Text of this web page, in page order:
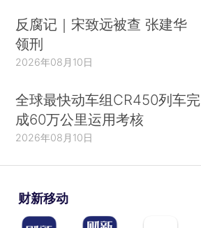
反腐记｜宋致远被查 张建华
领刑
2026年08月10日
全球最快动车组CR450列车完
成60万公里运用考核
2026年08月10日
财新移动